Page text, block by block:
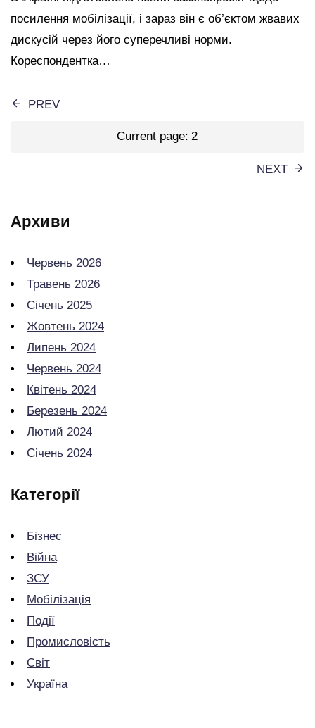
посилення мобілізації, і зараз він є об’єктом жвавих
дискусій через його суперечливі норми.
Кореспондентка…
Пагінація
PREV
Current page:2
NEXT
Архиви
Червень 2026
Травень 2026
Січень 2025
Жовтень 2024
Липень 2024
Червень 2024
Квітень 2024
Березень 2024
Лютий 2024
Січень 2024
Категорії
Бізнес
Війна
ЗСУ
Мобілізація
Події
Промисловість
Світ
Україна